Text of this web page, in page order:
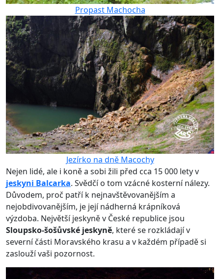
Propast Machocha
Jezírko na dně Macochy
Nejen lidé, ale i koně a sobi žili před cca 15 000 lety v
jeskyni Balcarka. Svědčí o tom vzácné kosterní nálezy.
Důvodem, proč patří k nejnavštěvovanějším a
nejobdivovanějším, je její nádherná krápníková
výzdoba. Největší jeskyně v České republice jsou
Sloupsko-šošůvské jeskyně, které se rozkládají v
severní části Moravského krasu a v každém případě si
zaslouží vaši pozornost.